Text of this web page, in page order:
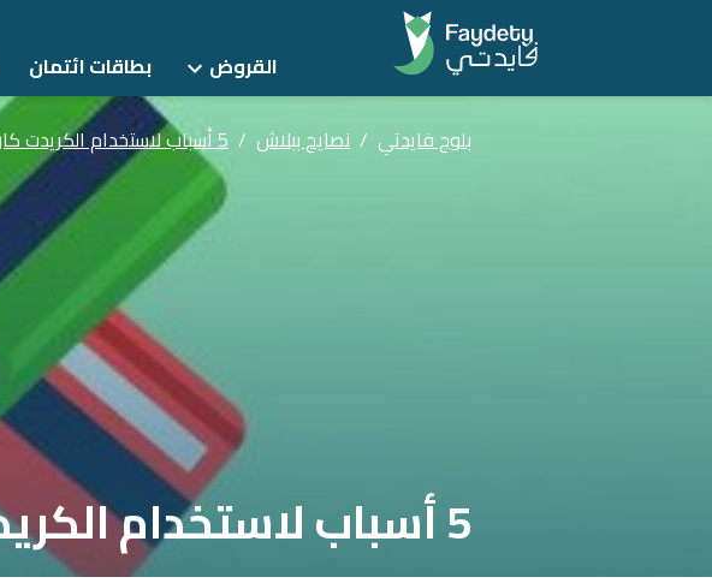
القروض
بطاقات ائتمان
بلوج فايدتي / نصايح ببلاش / 5 أسباب لاستخدام الكريدت كارد في المشتريات اليومية
5 أسباب لاستخدام الكريدت كارد في المشتريات اليومية